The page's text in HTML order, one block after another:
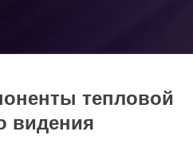
тепловой
видения